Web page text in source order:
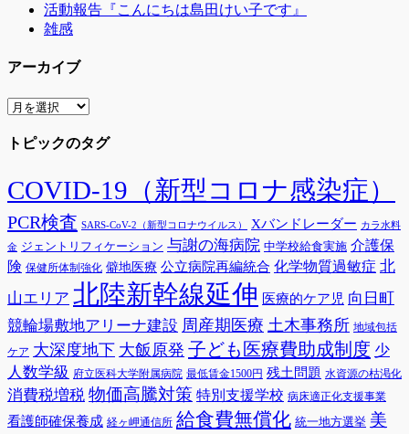
活動報告『こんにちは島田けい子です』
雑感
アーカイブ
ア
カ
ブ
トピックのタグ
COVID-19（新型コロナ感染症）
PCR検査 SARS-CoV-2（新型コロナウイルス） Xバンドレーダー カラ水料
金 ジェントリフィケーション 与謝の海病院 中学校給食実施 介護保
険 保健所体制強化 僻地医療 公立病院再編統合 化学物質過敏症 北
山エリア 北陸新幹線延伸 医療的ケア児 向日町
競輪場敷地アリーナ建設 周産期医療 土木事務所 地域包括
ケア 大深度地下 大飯原発 子ども医療費助成制度 少
人数学級 府立医科大学附属病院 最低賃金1500円 残土問題 水資源の枯渇化
消費税増税 物価高騰対策 特別支援学校 病床適正化支援事業
看護師確保養成 経ヶ岬通信所 給食費無償化 統一地方選挙 美